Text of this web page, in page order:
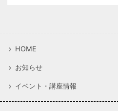
HOME
お知らせ
イベント・講座情報